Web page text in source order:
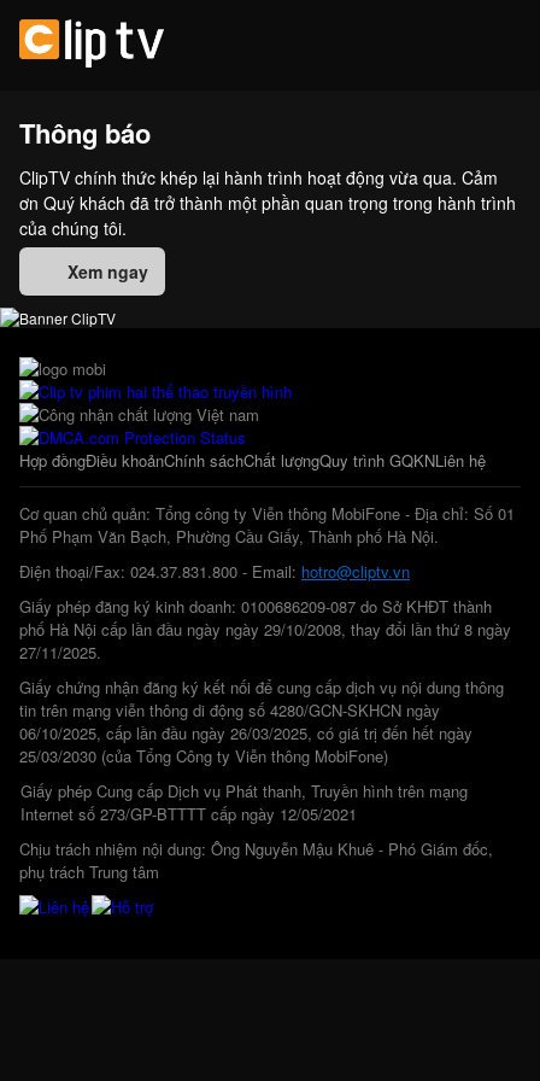
Thông báo
ClipTV chính thức khép lại hành trình hoạt động vừa qua. Cảm
ơn Quý khách đã trở thành một phần quan trọng trong hành trình
của chúng tôi.
Xem ngay
Hợp đồngĐiều khoảnChính sáchChất lượngQuy trình GQKNLiên hệ
Cơ quan chủ quản: Tổng công ty Viễn thông MobiFone - Địa chỉ: Số 01
Phố Phạm Văn Bạch, Phường Cầu Giấy, Thành phố Hà Nội.
Điện thoại/Fax: 024.37.831.800 - Email: hotro@cliptv.vn
Giấy phép đăng ký kinh doanh: 0100686209-087 do Sở KHĐT thành
phố Hà Nội cấp lần đầu ngày ngày 29/10/2008, thay đổi lần thứ 8 ngày
27/11/2025.
Giấy chứng nhận đăng ký kết nối để cung cấp dịch vụ nội dung thông
tin trên mạng viễn thông di động số 4280/GCN-SKHCN ngày
06/10/2025, cấp lần đầu ngày 26/03/2025, có giá trị đến hết ngày
25/03/2030 (của Tổng Công ty Viễn thông MobiFone)
Giấy phép Cung cấp Dịch vụ Phát thanh, Truyền hình trên mạng
Internet số 273/GP-BTTTT cấp ngày 12/05/2021
Chịu trách nhiệm nội dung: Ông Nguyễn Mậu Khuê - Phó Giám đốc,
phụ trách Trung tâm